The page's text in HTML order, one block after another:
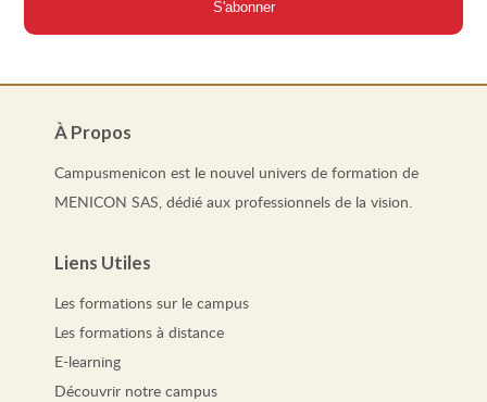
À Propos
Campusmenicon est le nouvel univers de formation de
MENICON SAS, dédié aux professionnels de la vision.
Liens Utiles
Les formations sur le campus
Les formations à distance
E-learning
Découvrir notre campus